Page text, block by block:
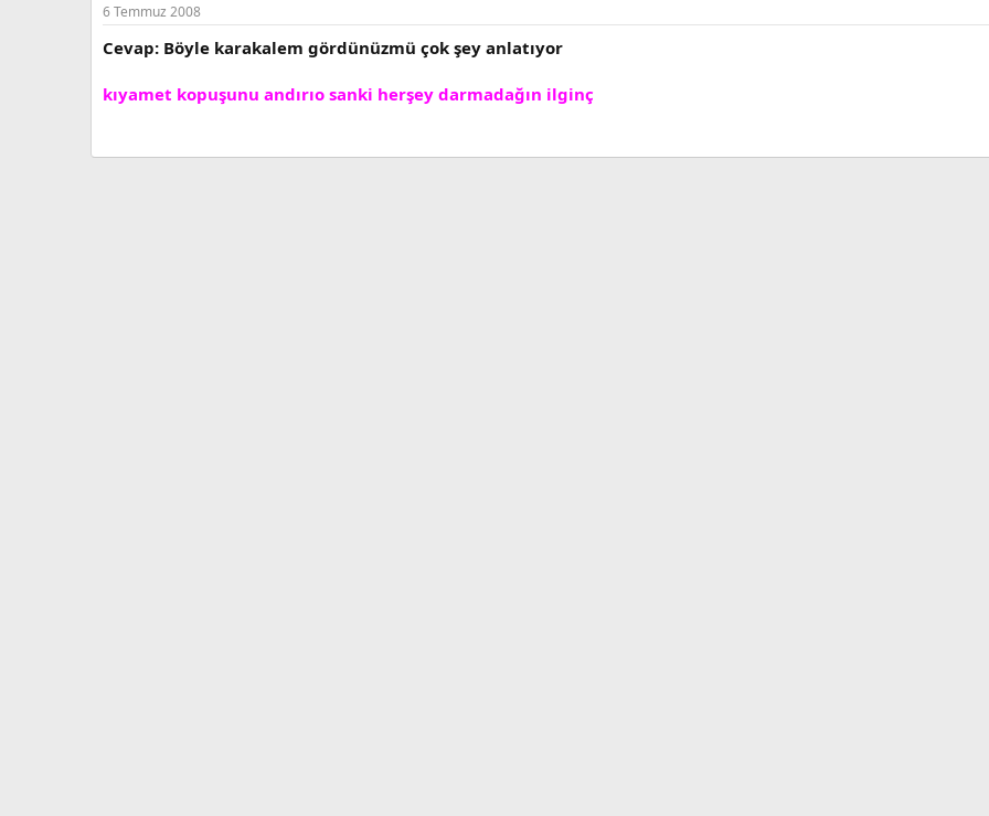
6 Temmuz 2008
Cevap: Böyle karakalem gördünüzmü çok şey anlatıyor
kıyamet kopuşunu andırıo sanki herşey darmadağın ilginç